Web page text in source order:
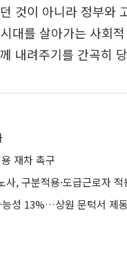
것이 아니라 정부와
대를 살아가는 사회
내려주기를 간곡히
재차 촉구
, 구분적용·도급근로자 적
성 13%…상원 문턱서 제동